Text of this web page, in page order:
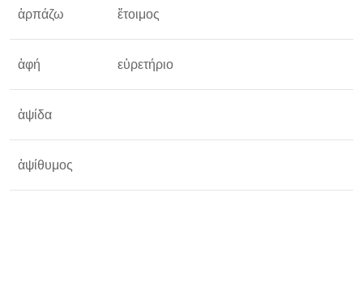
ἁρπάζω ἕτοιμος
ἁφή εὑρετήριο
ἁψίδα
ἁψίθυμος